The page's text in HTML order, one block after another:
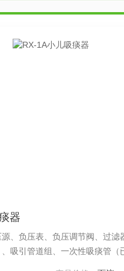
器
、负压表、负压调节阀、过滤
吸引管道组、一次性吸痰管（